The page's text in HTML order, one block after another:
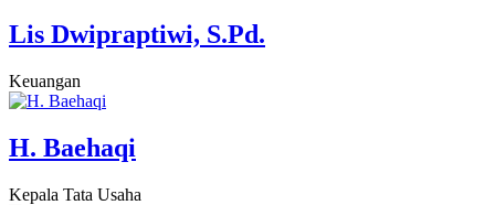
Lis Dwipraptiwi, S.Pd.
Keuangan
H. Baehaqi
Kepala Tata Usaha